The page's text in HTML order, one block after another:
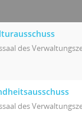
des
des